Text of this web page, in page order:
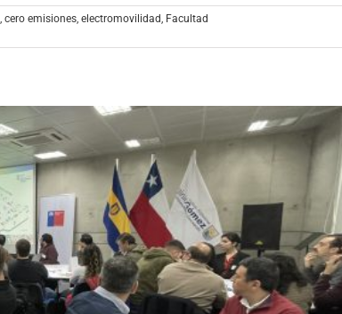
cero emisiones electromovilidad Facultad